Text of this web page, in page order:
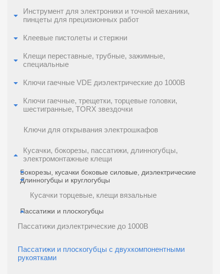
Инструмент для электроники и точной механики,
пинцеты для прецизионных работ
Клеевые пистолеты и стержни
Клещи переставные, трубные, зажимные,
специальные
Ключи гаечные VDE диэлектрические до 1000В
Ключи гаечные, трещетки, торцевые головки,
шестигранные, TORX звездочки
Ключи для открывания электрошкафов
Кусачки, бокорезы, пассатижи, длинногубцы,
электромонтажные клещи
Бокорезы, кусачки боковые силовые, диэлектрические
Длинногубцы и круглогубцы
Кусачки торцевые, клещи вязальные
Пассатижи и плоскогубцы
Пассатижи диэлектрические до 1000В
Пассатижи и плоскогубцы с двухкомпонентными
рукоятками